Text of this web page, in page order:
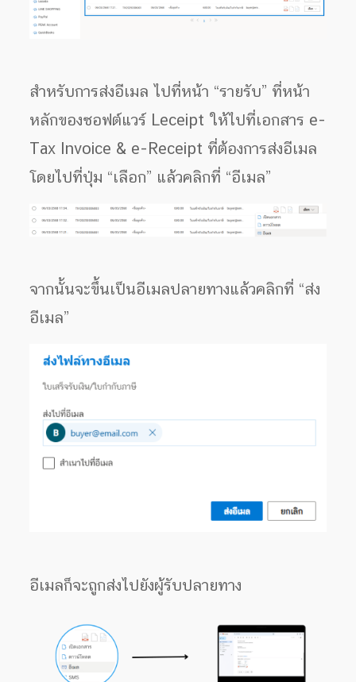
สำหรับการส่งอีเมล ไปที่หน้า “รายรับ” ที่หน้า
หลักของซอฟต์แวร์ Leceipt ให้ไปที่เอกสาร e-
Tax Invoice & e-Receipt ที่ต้องการส่งอีเมล
โดยไปที่ปุ่ม “เลือก” แล้วคลิกที่ “อีเมล”
จากนั้นจะขึ้นเป็นอีเมลปลายทางแล้วคลิกที่ “ส่ง
อีเมล”
อีเมลก็จะถูกส่งไปยังผู้รับปลายทาง